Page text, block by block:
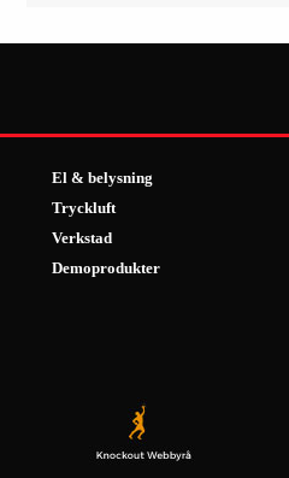
El & belysning
Tryckluft
Verkstad
Demoprodukter